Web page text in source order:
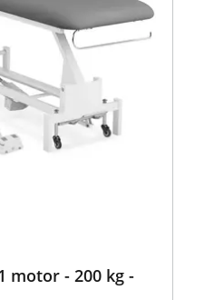
motor - 200 kg -